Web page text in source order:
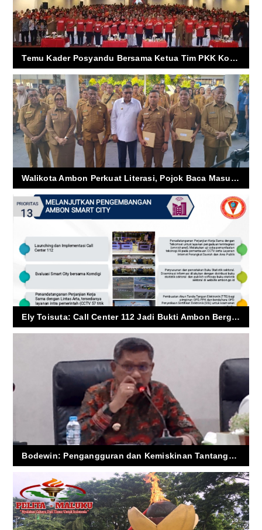
Temu Kader Posyandu Bersama Ketua Tim PKK Kota Ambon dan Ketua Tim PKK Provinsi Maluku
Walikota Ambon Perkuat Literasi, Pojok Baca Masuk Desa
Ely Toisuta: Call Center 112 Jadi Bukti Ambon Bergerak Menuju Smart City
Bodewin: Pengangguran dan Kemiskinan Tantangan Terberat Ambon